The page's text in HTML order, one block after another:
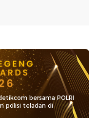
bersama POLRI
polisi teladan di